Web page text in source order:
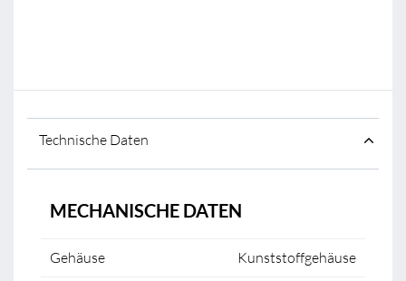
Technische Daten
MECHANISCHE DATEN
Gehäuse Kunststoffgehäuse